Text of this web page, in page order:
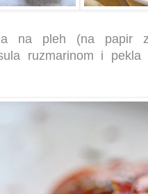
na pleh (na papir
ruzmarinom i